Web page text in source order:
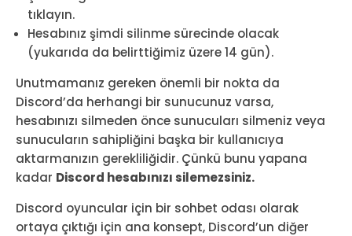
tıklayın.
Hesabınız şimdi silinme sürecinde olacak
(yukarıda da belirttiğimiz üzere 14 gün).
Unutmamanız gereken önemli bir nokta da
Discord’da herhangi bir sunucunuz varsa,
hesabınızı silmeden önce sunucuları silmeniz veya
sunucuların sahipliğini başka bir kullanıcıya
aktarmanızın gerekliliğidir. Çünkü bunu yapana
kadar Discord hesabınızı silemezsiniz.
Discord oyuncular için bir sohbet odası olarak
ortaya çıktığı için ana konsept, Discord’un diğer